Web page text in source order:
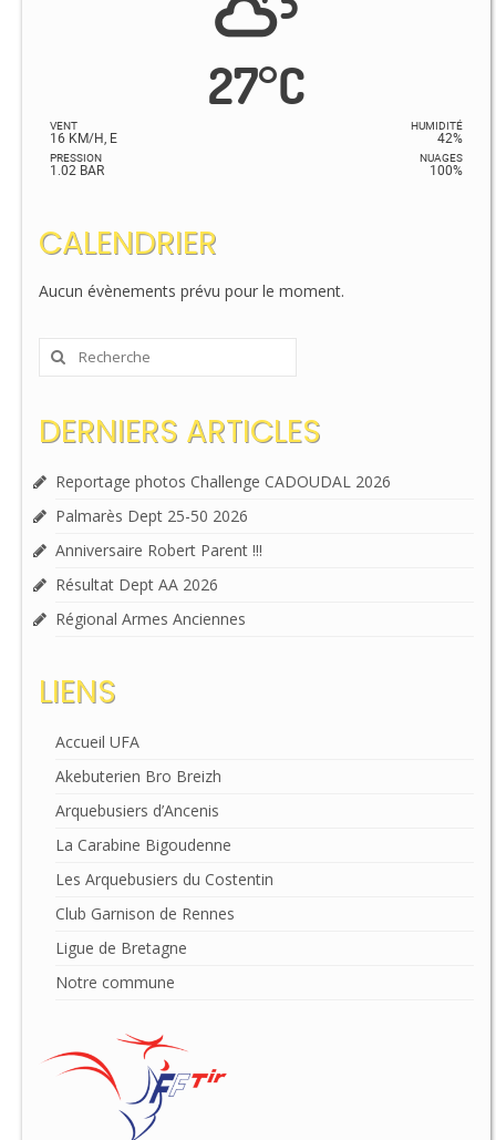
27°C
VENT
16 KM/H, E
PRESSION
1.02 BAR
HUMIDITÉ
42%
NUAGES
100%
CALENDRIER
Aucun évènements prévu pour le moment.
Rechercher
:
DERNIERS ARTICLES
Reportage photos Challenge CADOUDAL 2026
Palmarès Dept 25-50 2026
Anniversaire Robert Parent !!!
Résultat Dept AA 2026
Régional Armes Anciennes
LIENS
Accueil UFA
Akebuterien Bro Breizh
Arquebusiers d’Ancenis
La Carabine Bigoudenne
Les Arquebusiers du Costentin
Club Garnison de Rennes
Ligue de Bretagne
Notre commune